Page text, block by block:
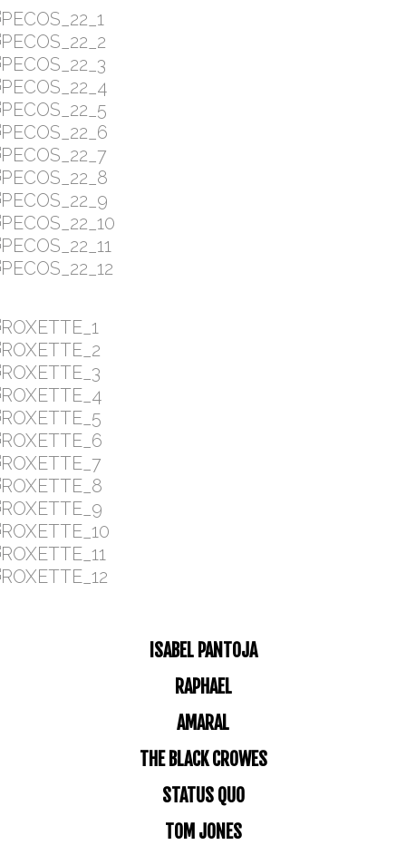
ISABEL PANTOJA
RAPHAEL
AMARAL
THE BLACK CROWES
STATUS QUO
TOM JONES